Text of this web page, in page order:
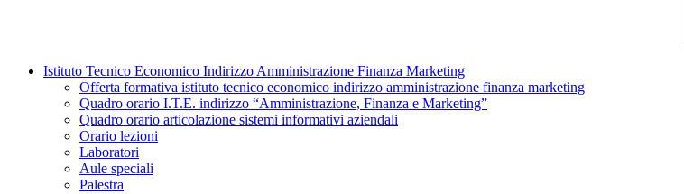
Istituto Tecnico Economico Indirizzo Amministrazione Finanza Marketing
Offerta formativa istituto tecnico economico indirizzo amministrazione finanza marketing
Quadro orario I.T.E. indirizzo “Amministrazione, Finanza e Marketing”
Quadro orario articolazione sistemi informativi aziendali
Orario lezioni
Laboratori
Aule speciali
Palestra